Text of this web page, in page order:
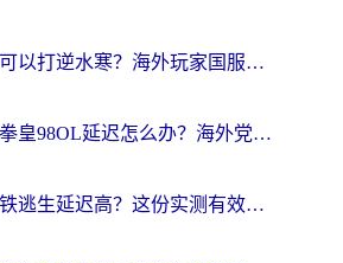
国外可不可以打逆水寒？海外玩家国服畅玩终极指南（附漫威荒野乱斗加速方案）
在国外玩拳皇98OL延迟怎么办？海外党亲测有效的低延迟指南
国外打地铁逃生延迟高？这份实测有效的低延迟指南帮你吃鸡